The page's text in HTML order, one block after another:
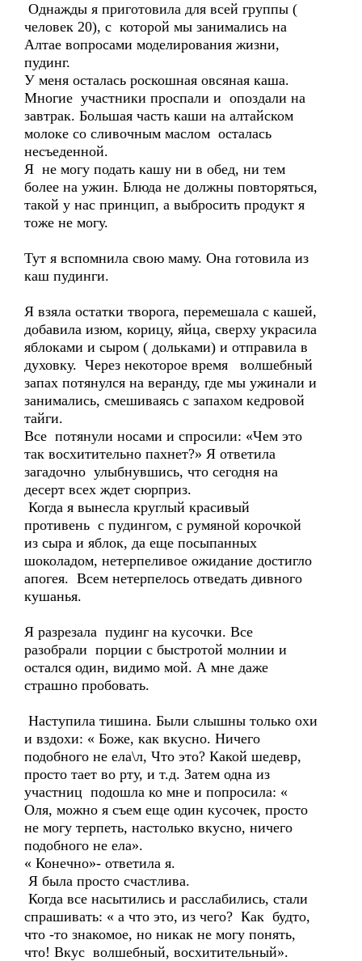
Однажды я приготовила для всей группы (
человек 20), с которой мы занимались на
Алтае вопросами моделирования жизни,
пудинг.
У меня осталась роскошная овсяная каша.
Многие участники проспали и опоздали на
завтрак. Большая часть каши на алтайском
молоке со сливочным маслом осталась
несъеденной.
Я не могу подать кашу ни в обед, ни тем
более на ужин. Блюда не должны повторяться,
такой у нас принцип, а выбросить продукт я
тоже не могу.
Тут я вспомнила свою маму. Она готовила из
каш пудинги.
Я взяла остатки творога, перемешала с кашей,
добавила изюм, корицу, яйца, сверху украсила
яблоками и сыром ( дольками) и отправила в
духовку. Через некоторое время волшебный
запах потянулся на веранду, где мы ужинали и
занимались, смешиваясь с запахом кедровой
тайги.
Все потянули носами и спросили: «Чем это
так восхитительно пахнет?» Я ответила
загадочно улыбнувшись, что сегодня на
десерт всех ждет сюрприз.
Когда я вынесла круглый красивый
противень с пудингом, с румяной корочкой
из сыра и яблок, да еще посыпанных
шоколадом, нетерпеливое ожидание достигло
апогея. Всем нетерпелось отведать дивного
кушанья.
Я разрезала пудинг на кусочки. Все
разобрали порции с быстротой молнии и
остался один, видимо мой. А мне даже
страшно пробовать.
Наступила тишина. Были слышны только охи
и вздохи: « Боже, как вкусно. Ничего
подобного не ела\л, Что это? Какой шедевр,
просто тает во рту, и т.д. Затем одна из
участниц подошла ко мне и попросила: «
Оля, можно я съем еще один кусочек, просто
не могу терпеть, настолько вкусно, ничего
подобного не ела».
« Конечно»- ответила я.
Я была просто счастлива.
Когда все насытились и расслабились, стали
спрашивать: « а что это, из чего? Как будто,
что -то знакомое, но никак не могу понять,
что! Вкус волшебный, восхитительный».